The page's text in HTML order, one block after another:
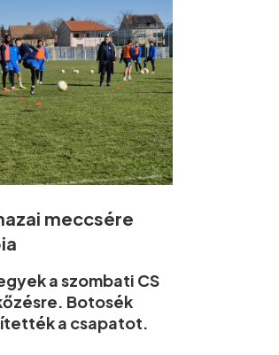
meccsére
a szombati CS
Botosék
a csapatot.